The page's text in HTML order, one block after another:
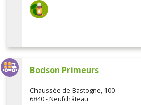
Bodson Primeurs
Chaussée de Bastogne, 100
6840 - Neufchâteau